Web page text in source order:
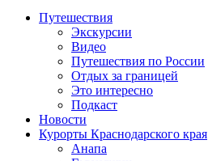
Путешествия
Экскурсии
Видео
Путешествия по России
Отдых за границей
Это интересно
Подкаст
Новости
Курорты Краснодарского края
Анапа